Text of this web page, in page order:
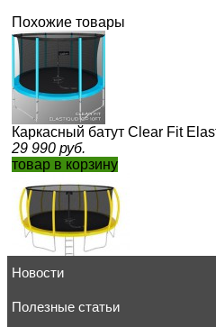
Похожие товары
Каркасный батут Clear Fit
29 990 руб.
товар в корзину
Каркасный батут Clear Fit
товар в корзину
Новости
Полезные статьи